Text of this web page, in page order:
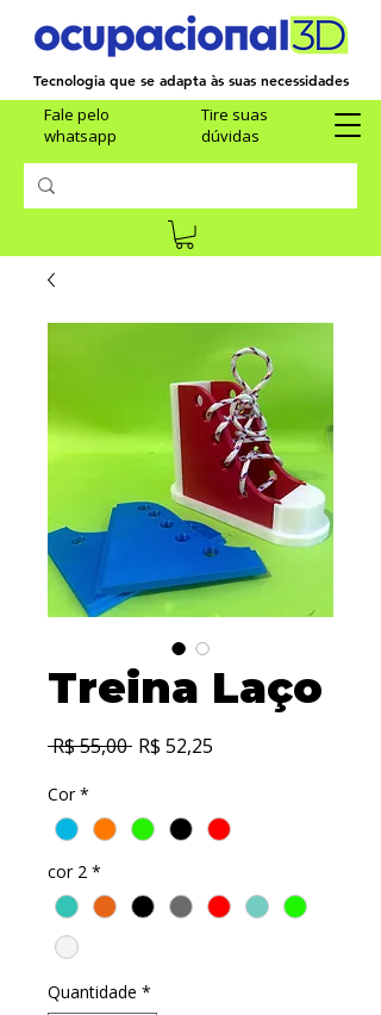
Fale pelo
whatsapp
Tire suas
dúvidas
Tecnologia que se adapta às suas necessidades
Treina Laço
R$ 55,00 Preço
R$ 52,25
Cor *
cor 2 *
Quantidade *